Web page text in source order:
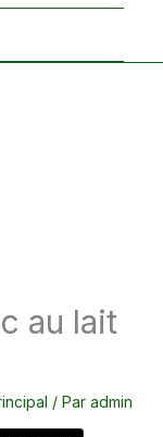
au lait
/ Par admin